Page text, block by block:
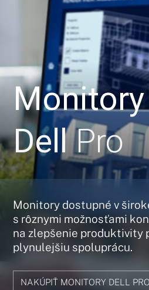
Monitory
DellPro
Monitory dostupné v
s rôznymi možnosťami
na zlepšenie produktivity
plynulejšiu spoluprácu.
NAKÚPIŤ MONITORY DELL PRO